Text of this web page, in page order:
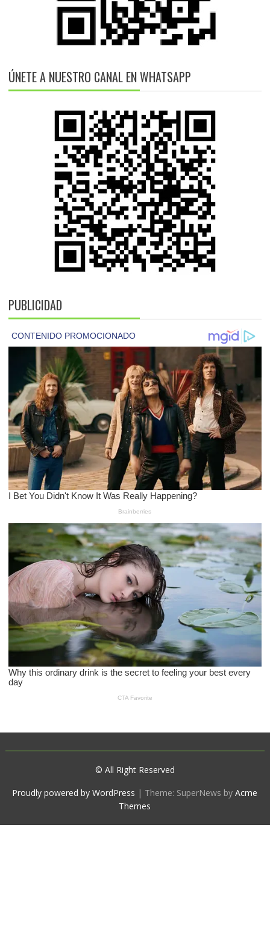
ÚNETE A NUESTRO CANAL EN WHATSAPP
PUBLICIDAD
© All Right Reserved
Proudly powered by WordPress | Theme: SuperNews byAcme
Themes